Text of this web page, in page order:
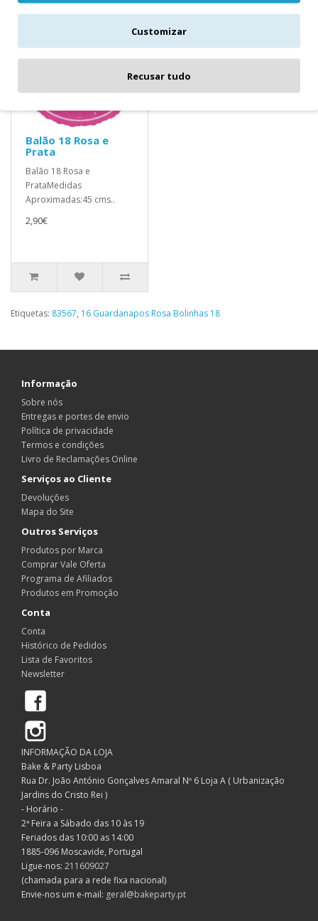
Balão 18 Rosa e
Prata
Balão 18 Rosa e
PrataMedidas
Aproximadas:45 cms..
2,90€
Etiquetas: 83567, 16 Guardanapos Rosa Bolinhas 18
Informação
Sobre nós
Entregas e portes de envio
Política de privacidade
Termos e condições
Livro de Reclamações Online
Serviços ao Cliente
Devoluções
Mapa do Site
Outros Serviços
Produtos por Marca
Comprar Vale Oferta
Programa de Afiliados
Produtos em Promoção
Conta
Conta
Histórico de Pedidos
Lista de Favoritos
Newsletter
INFORMAÇÃO DA LOJA
Bake & Party Lisboa
Rua Dr. João António Gonçalves Amaral Nº 6 Loja A ( Urbanização
Jardins do Cristo Rei )
- Horário -
2ª Feira a Sábado das 10 às 19
Feriados das 10:00 as 14:00
1885-096 Moscavide, Portugal
Ligue-nos: 211609027
(chamada para a rede fixa nacional)
Envie-nos um e-mail: geral@bakeparty.pt
Customizar
Recusar tudo